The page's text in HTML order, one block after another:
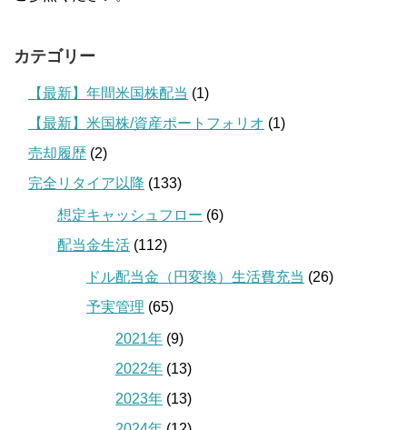
カテゴリー
【最新】年間米国株配当 (1)
【最新】米国株/資産ポートフォリオ (1)
売却履歴 (2)
完全リタイア以降 (133)
想定キャッシュフロー (6)
配当金生活 (112)
ドル配当金（円変換）生活費充当 (26)
予実管理 (65)
2021年 (9)
2022年 (13)
2023年 (13)